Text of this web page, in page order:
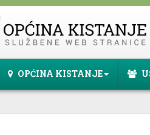
OPĆINA KISTANJE